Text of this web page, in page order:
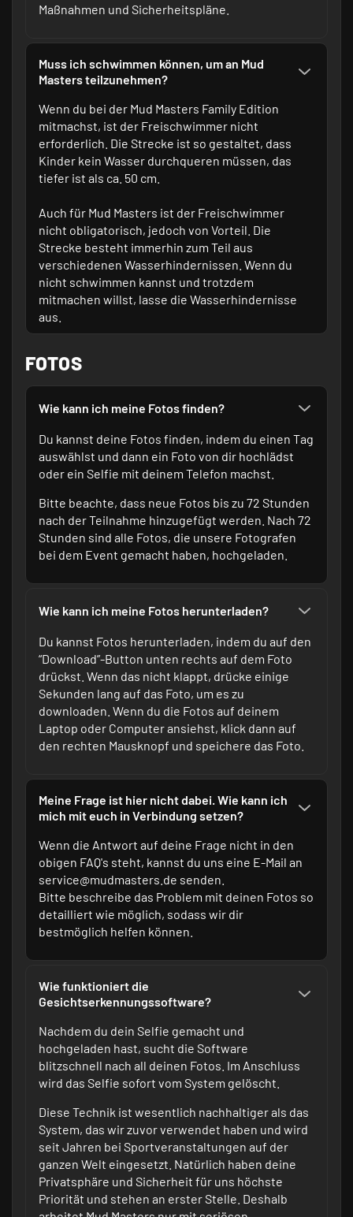
Maßnahmen und Sicherheitspläne.
Muss ich schwimmen können, um an Mud
Masters teilzunehmen?
Wenn du bei der Mud Masters Family Edition
mitmachst, ist der Freischwimmer nicht
erforderlich. Die Strecke ist so gestaltet, dass
Kinder kein Wasser durchqueren müssen, das
tiefer ist als ca. 50 cm.
Auch für Mud Masters ist der Freischwimmer
nicht obligatorisch, jedoch von Vorteil. Die
Strecke besteht immerhin zum Teil aus
verschiedenen Wasserhindernissen. Wenn du
nicht schwimmen kannst und trotzdem
mitmachen willst, lasse die Wasserhindernisse
aus.
FOTOS
Wie kann ich meine Fotos finden?
Du kannst deine Fotos finden, indem du einen Tag
auswählst und dann ein Foto von dir hochlädst
oder ein Selfie mit deinem Telefon machst.
Bitte beachte, dass neue Fotos bis zu 72 Stunden
nach der Teilnahme hinzugefügt werden. Nach 72
Stunden sind alle Fotos, die unsere Fotografen
bei dem Event gemacht haben, hochgeladen.
Wie kann ich meine Fotos herunterladen?
Du kannst Fotos herunterladen, indem du auf den
“Download”-Button unten rechts auf dem Foto
drückst. Wenn das nicht klappt, drücke einige
Sekunden lang auf das Foto, um es zu
downloaden. Wenn du die Fotos auf deinem
Laptop oder Computer ansiehst, klick dann auf
den rechten Mausknopf und speichere das Foto.
Meine Frage ist hier nicht dabei. Wie kann ich
mich mit euch in Verbindung setzen?
Wenn die Antwort auf deine Frage nicht in den
obigen FAQ's steht, kannst du uns eine E-Mail an
service@mudmasters.de senden.
Bitte beschreibe das Problem mit deinen Fotos so
detailliert wie möglich, sodass wir dir
bestmöglich helfen können.
Wie funktioniert die
Gesichtserkennungssoftware?
Nachdem du dein Selfie gemacht und
hochgeladen hast, sucht die Software
blitzschnell nach all deinen Fotos. Im Anschluss
wird das Selfie sofort vom System gelöscht.
Diese Technik ist wesentlich nachhaltiger als das
System, das wir zuvor verwendet haben und wird
seit Jahren bei Sportveranstaltungen auf der
ganzen Welt eingesetzt. Natürlich haben deine
Privatsphäre und Sicherheit für uns höchste
Priorität und stehen an erster Stelle. Deshalb